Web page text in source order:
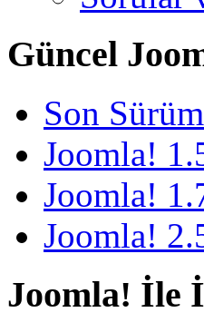
Güncel
Son
Joomla!
Joomla!
Joomla!
Joomla! İle